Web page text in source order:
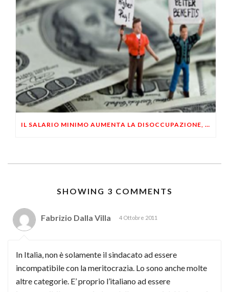
IL SALARIO MINIMO AUMENTA LA DISOCCUPAZIONE, A BENEFICIO DEI SINDACATI
SHOWING 3 COMMENTS
Fabrizio Dalla Villa 4 Ottobre 2011
In Italia, non è solamente il sindacato ad essere
incompatibile con la meritocrazia. Lo sono anche molte
altre categorie. E’ proprio l’italiano ad essere